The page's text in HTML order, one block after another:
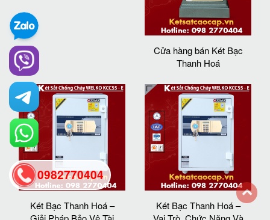
Cửa hàng bán Két Bạc
Thanh Hoá
Két Bạc Thanh Hoá –
Két Bạc Thanh Hoá –
0982770404